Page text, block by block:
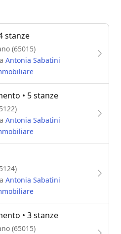
stanze
(65015)
Antonia Sabatini
• 5 stanze
Antonia Sabatini
Antonia Sabatini
• 3 stanze
(65015)